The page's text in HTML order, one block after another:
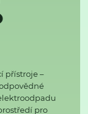
přístroje –
pro